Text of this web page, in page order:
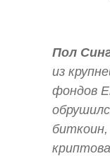
Пол
из
фондов
биткоин,